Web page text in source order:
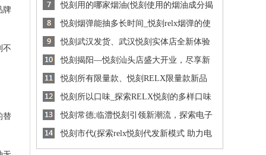
牌
不
替
化电子烟的独特魅力与使用感受分享
悦刻用的哪家烟油(悦刻使用的烟油成分揭
秘与选择指南)
悦刻烟弹能抽多长时间_悦刻relx烟弹的使
用时长揭秘你能享受多久的抽吸体验
悦刻武汉发货、武汉悦刻实体店全新体验
探索烟草替代的健康之路
悦刻揭阳—悦刻汕头店盛大开业，尽享新
潮电子烟体验与健康生活方式
悦刻所有限量款、悦刻RELX限量款新品
发布引领时尚潮流体验新风尚
悦刻所以口味_探索RELX悦刻的多样口味
选择让你的 vaping 体验更丰富
悦刻常德;临澧悦刻引领新潮流，探索电子
烟的时尚与健康新境界
悦刻市代(探索relx悦刻代发新模式 助力电
子烟市场创新发展之路)